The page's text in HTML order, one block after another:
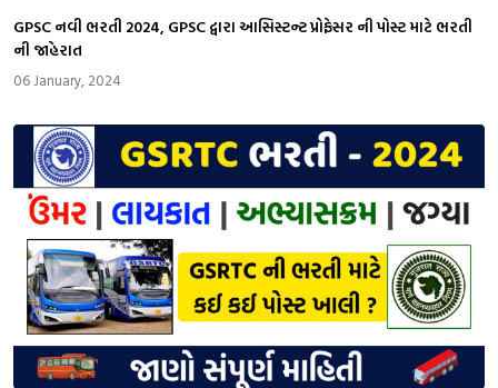
GPSC નવી ભરતી 2024, GPSC દ્વારા આસિસ્ટન્ટ પ્રોફેસર ની પોસ્ટ માટે ભરતી
ની જાહેરાત
06 January, 2024